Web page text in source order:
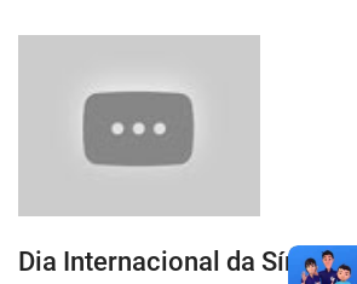
Dia Internacional da